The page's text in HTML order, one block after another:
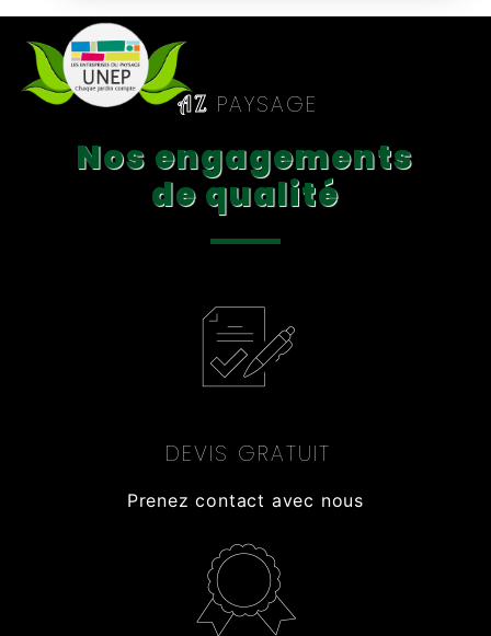
AZ PAYSAGE
Nos engagements
de qualité
DEVIS GRATUIT
Prenez contact avec nous